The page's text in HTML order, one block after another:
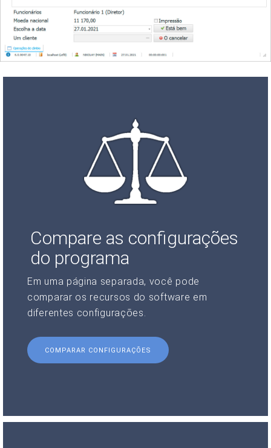
Compare as configurações
do programa
Em uma página separada, você pode
comparar os recursos do software em
diferentes configurações.
COMPARAR CONFIGURAÇÕES